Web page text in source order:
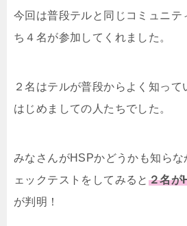
今回は普段テルと同じコミュニテ
ち４名が参加してくれました。
２名はテルが普段からよく知って
はじめましての人たちでした。
みなさんがHSPかどうかも知ら
ェックテストをしてみると ２名が
が判明！